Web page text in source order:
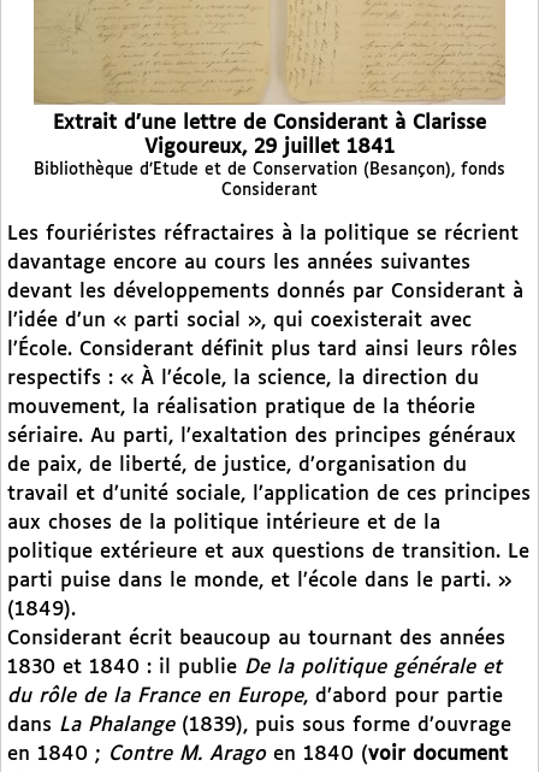
Extrait d’une lettre de Considerant à Clarisse
Vigoureux, 29 juillet 1841
Bibliothèque d’Etude et de Conservation (Besançon), fonds
Considerant
Les fouriéristes réfractaires à la politique se récrient
davantage encore au cours les années suivantes
devant les développements donnés par Considerant à
l’idée d’un « parti social », qui coexisterait avec
l’École. Considerant définit plus tard ainsi leurs rôles
respectifs : « À l’école, la science, la direction du
mouvement, la réalisation pratique de la théorie
sériaire. Au parti, l’exaltation des principes généraux
de paix, de liberté, de justice, d’organisation du
travail et d’unité sociale, l’application de ces principes
aux choses de la politique intérieure et de la
politique extérieure et aux questions de transition. Le
parti puise dans le monde, et l’école dans le parti. »
(1849).
Considerant écrit beaucoup au tournant des années
1830 et 1840 : il publie De la politique générale et
du rôle de la France en Europe, d’abord pour partie
dans La Phalange(1839), puis sous forme d’ouvrage
en 1840 ; Contre M. Aragoen 1840 (voir document